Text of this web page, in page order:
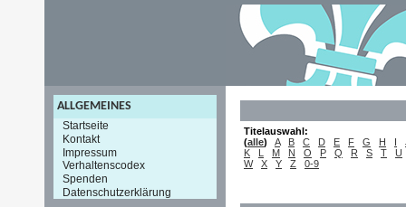
ALLGEMEINES
Startseite
Kontakt
Impressum
Verhaltenscodex
Spenden
Datenschutzerklärung
Titelauswahl:
(alle) A B C D E F G H I
K
L M N O P Q R S T
U
W
X Y Z 0-9